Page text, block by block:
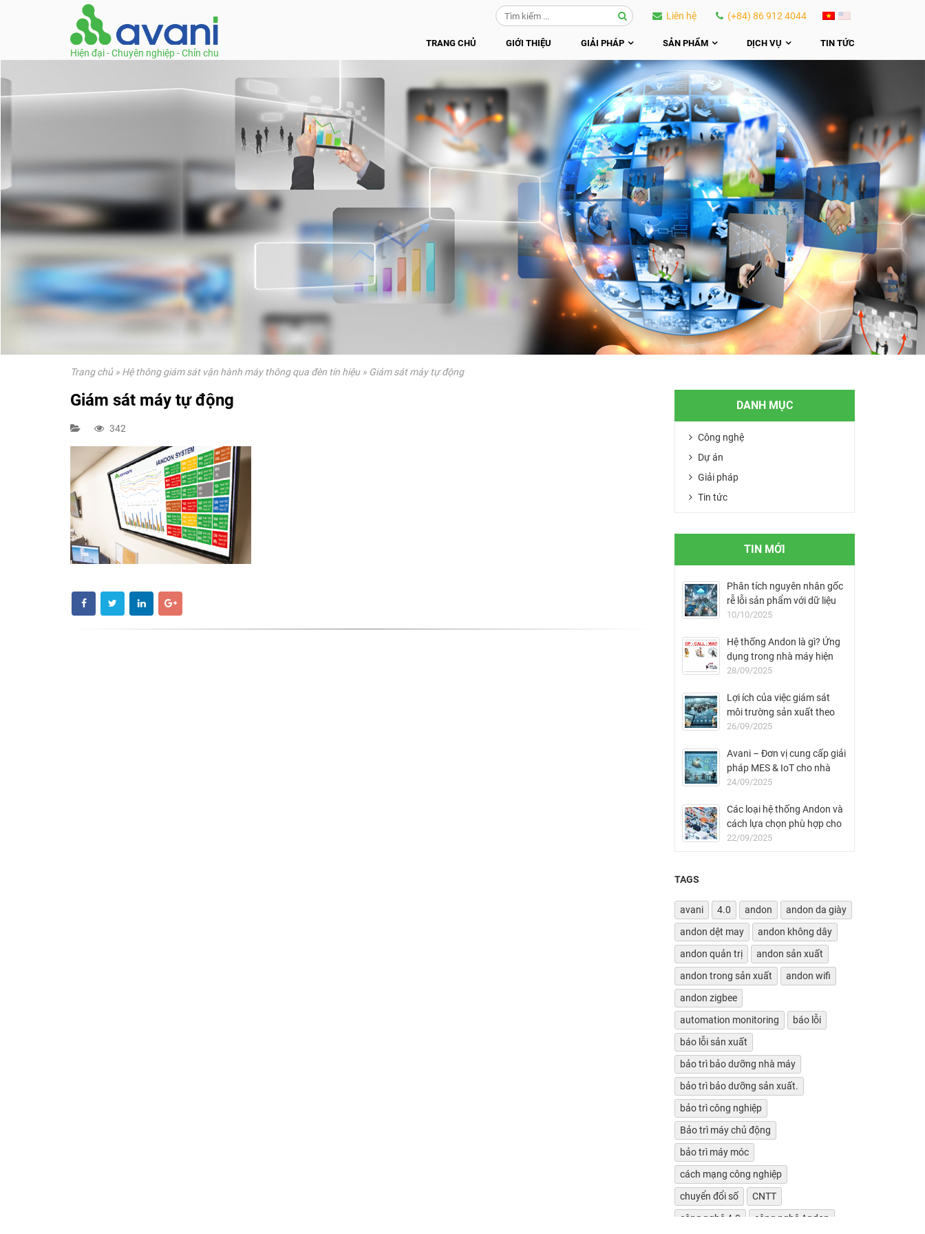
Hiện đại - Chuyên nghiệp - Chỉn chu
Liên hệ (+84) 86 912 4044
TRANG CHỦ GIỚI THIỆU GIẢI PHÁP SẢN PHẨM DỊCH VỤ TIN TỨC
Trang chủ» Hệ thông giám sát vận hành máy thông qua đèn tín hiệu» Giám sát máy tự động
Giám sát máy tự động
342
DANH MỤC
Công nghệ
Dự án
Giải pháp
Tin tức
TIN MỚI
Phân tích nguyên nhân gốc
rễ lỗi sản phẩm với dữ liệu
MES
10/10/2025
Hệ thống Andon là gì? Ứng
dụng trong nhà máy hiện
đại
28/09/2025
Lợi ích của việc giám sát
môi trường sản xuất theo
thời gian thực
26/09/2025
Avani – Đơn vị cung cấp giải
pháp MES & IoT cho nhà
máy FDI tại Việt Nam
24/09/2025
Các loại hệ thống Andon và
cách lựa chọn phù hợp cho
nhà máy
22/09/2025
TAGS
avani 4.0 andon
andon da giày
andon dệt may
andon không dây
andon quản trị
andon sản xuất
andon trong sản xuất
andon wifi
andon zigbee
automation monitoring
báo lỗi
báo lỗi sản xuất
bảo trì bảo dưỡng nhà máy
bảo trì bảo dưỡng sản xuất.
bảo trì công nghiệp
Bảo trì máy chủ động
bảo trì máy móc
cách mạng công nghiệp
chuyển đổi số
CNTT
công nghệ 4.0
công nghệ Andon